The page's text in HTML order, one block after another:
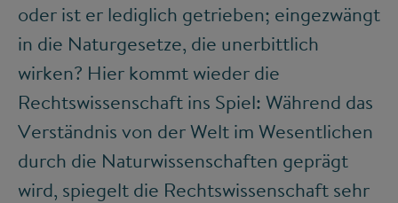
oder ist er lediglich getrieben; eingezwängt
in die Naturgesetze, die unerbittlich
wirken? Hier kommt wieder die
Rechtswissenschaft ins Spiel: Während das
Verständnis von der Welt im Wesentlichen
durch die Naturwissenschaften geprägt
wird, spiegelt die Rechtswissenschaft sehr